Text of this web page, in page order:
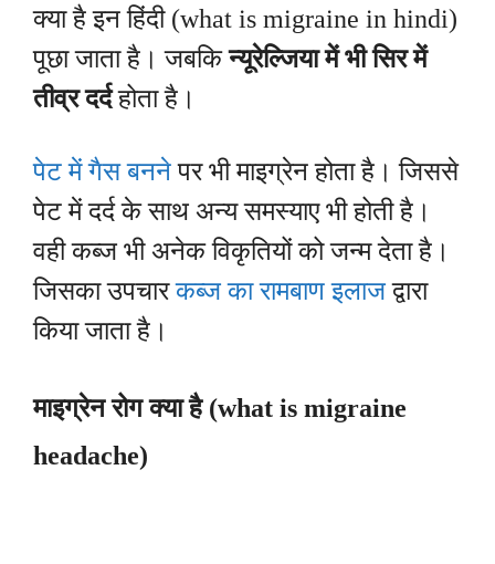
क्या है इन हिंदी (what is migraine in hindi)
पूछा जाता है। जबकिन्यूरेल्जिया में भी सिर में
तीव्र दर्दहोता है।
पेट में गैस बननेपर भी माइग्रेन होता है। जिससे
पेट में दर्द के साथ अन्य समस्याए भी होती है।
वही कब्ज भी अनेक विकृतियों को जन्म देता है।
जिसका उपचारकब्ज का रामबाण इलाजद्वारा
किया जाता है।
माइग्रेन रोग क्या है (what is migraine
headache)